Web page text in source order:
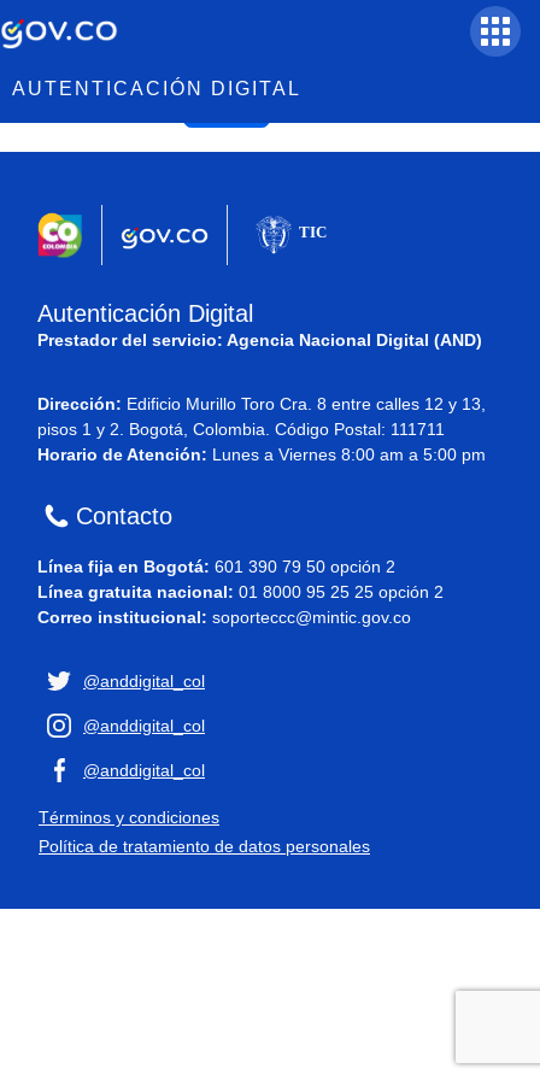
AUTENTICACIÓN DIGITAL
Autenticación Digital
Prestador del servicio: Agencia Nacional Digital (AND)
Dirección: Edificio Murillo Toro Cra. 8 entre calles 12 y 13,
pisos 1 y 2. Bogotá, Colombia. Código Postal: 111711
Horario de Atención: Lunes a Viernes 8:00 am a 5:00 pm
Contacto
Línea fija en Bogotá: 601 390 79 50 opción 2
Línea gratuita nacional: 01 8000 95 25 25 opción 2
Correo institucional: soporteccc@mintic.gov.co
@anddigital_col
@anddigital_col
@anddigital_col
Términos y condiciones
Política de tratamiento de datos personales